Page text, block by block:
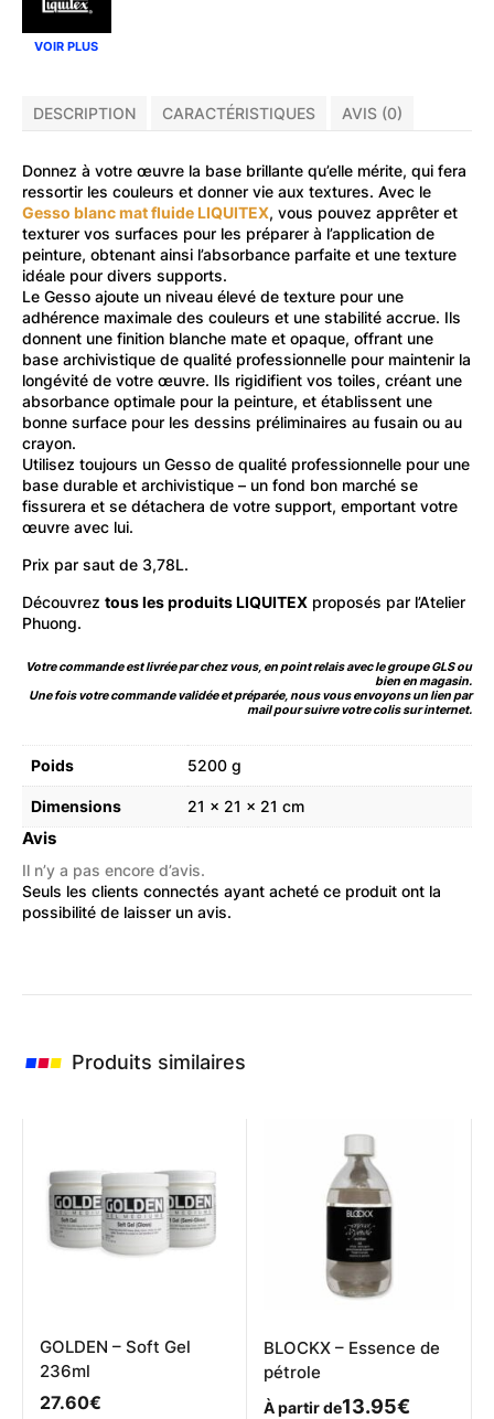
VOIR PLUS
DESCRIPTION CARACTÉRISTIQUES AVIS (0)
Donnez à votre œuvre la base brillante qu’elle mérite, qui fera
ressortir les couleurs et donner vie aux textures. Avec le
Gesso blanc mat fluide LIQUITEX, vous pouvez apprêter et
texturer vos surfaces pour les préparer à l’application de
peinture, obtenant ainsi l’absorbance parfaite et une texture
idéale pour divers supports.
Le Gesso ajoute un niveau élevé de texture pour une
adhérence maximale des couleurs et une stabilité accrue. Ils
donnent une finition blanche mate et opaque, offrant une
base archivistique de qualité professionnelle pour maintenir la
longévité de votre œuvre. Ils rigidifient vos toiles, créant une
absorbance optimale pour la peinture, et établissent une
bonne surface pour les dessins préliminaires au fusain ou au
crayon.
Utilisez toujours un Gesso de qualité professionnelle pour une
base durable et archivistique – un fond bon marché se
fissurera et se détachera de votre support, emportant votre
œuvre avec lui.
Prix par saut de 3,78L.
Découvrez tous les produits LIQUITEX proposés par l’Atelier
Phuong.
Votre commande est livrée par chez vous, en point relais avec le groupe GLS ou
bien en magasin.
Une fois votre commande validée et préparée, nous vous envoyons un lien par
mail pour suivre votre colis sur internet.
Poids 5200 g
Dimensions 21 × 21 × 21 cm
Avis
Il n’y a pas encore d’avis.
Seuls les clients connectés ayant acheté ce produit ont la
possibilité de laisser un avis.
Produits similaires
GOLDEN – Soft Gel
236ml
27.60€
BLOCKX – Essence de
pétrole
À partir de13.95€